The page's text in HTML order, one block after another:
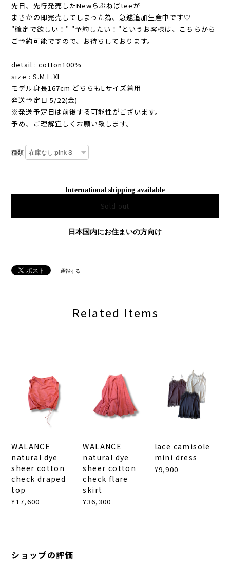
先日、先行発売したNewらぶねばteeが
まさかの即完売してしまった為、急遽追加生産中です♡
"確定で欲しい！" "予約したい！"というお客様は、こちらから
ご予約可能ですので、お待ちしております。
detail : cotton100%
size : S.M.L.XL
モデル身長167cm どちらもLサイズ着用
発送予定日 5/22(金)
※発送予定日は前後する可能性がございます。
予め、ご理解宜しくお願い致します。
種類
International shipping available
Sold out
日本国内にお住まいの方向け
通報する
Related Items
WALANCE
natural dye
sheer cotton
check draped
top
¥17,600
WALANCE
natural dye
sheer cotton
check flare
skirt
¥36,300
lace camisole
mini dress
¥9,900
ショップの評価